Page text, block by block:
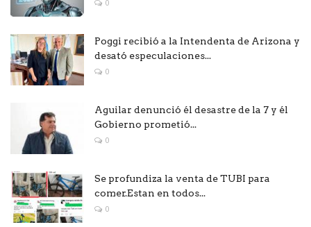
0
Poggi recibió a la Intendenta de Arizona y
desató especulaciones...
0
Aguilar denunció él desastre de la 7 y él
Gobierno prometió...
0
Se profundiza la venta de TUBI para
comer.Estan en todos...
0